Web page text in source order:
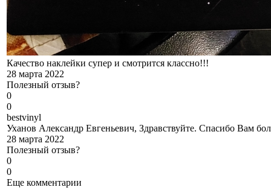
Качество наклейки супер и смотрится классно!!!
28 марта 2022
Полезный отзыв?
0
0
bestvinyl
Уханов Александр Евгеньевич, Здравствуйте. Спасибо Вам
28 марта 2022
Полезный отзыв?
0
0
Еще комментарии